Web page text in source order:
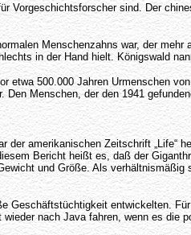
Vorgeschichtsforscher sind. Der
Menschenzahns war, der
in der Hand hielt. Königswald
etwa 500.000 Jahren Urmenschen
Menschen, der den 1941
amerikanischen Zeitschrift „Life“
Bericht heißt es, daß der
und Größe. Als
Geschäftstüchtigkeit entwickelten.
nach Java fahren, wenn es die